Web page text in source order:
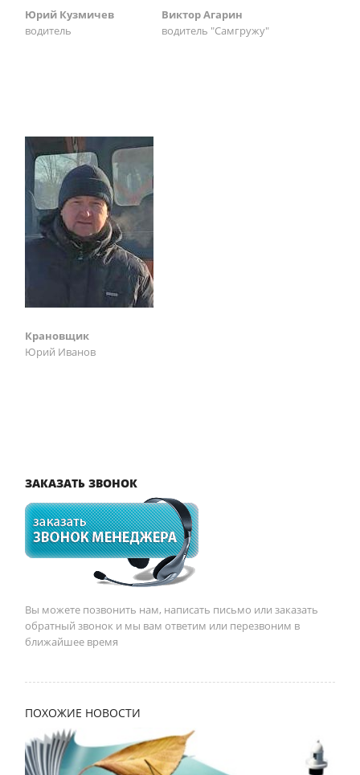
Юрий Кузмичев
водитель
Виктор Агарин
водитель "Самгружу"
Крановщик
Юрий Иванов
ЗАКАЗАТЬ ЗВОНОК
Вы можете позвонить нам, написать письмо или заказать
обратный звонок и мы вам ответим или перезвоним в
ближайшее время
ПОХОЖИЕ НОВОСТИ